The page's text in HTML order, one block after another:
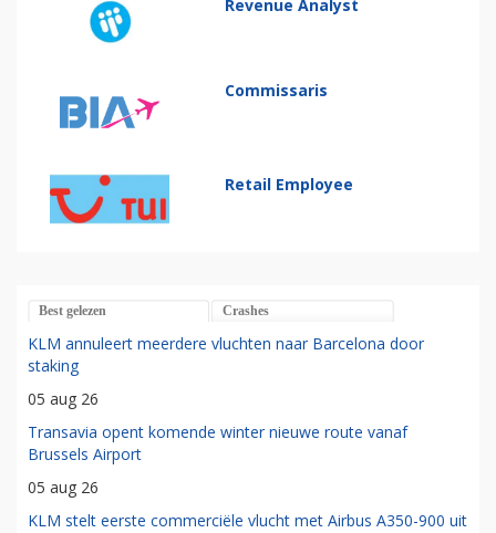
Revenue Analyst
Commissaris
Retail Employee
Best gelezen Crashes
KLM annuleert meerdere vluchten naar Barcelona door
staking
05 aug 26
Transavia opent komende winter nieuwe route vanaf
Brussels Airport
05 aug 26
KLM stelt eerste commerciële vlucht met Airbus A350-900 uit